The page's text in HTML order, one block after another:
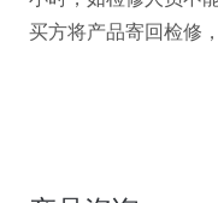
买方将产品寄回检修，